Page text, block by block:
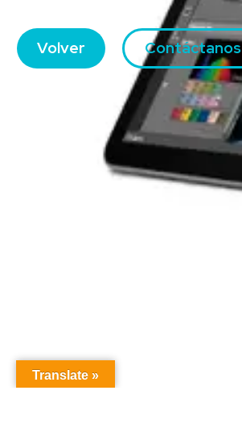
Volver Contáctanos
Translate »